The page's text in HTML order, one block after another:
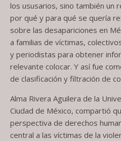
los ususarios, sino también un
por qué y para qué se quería
sobre las desapariciones en
a familias de víctimas,
y periodistas para obtener
relevante colocar. Y así fue
de clasificación y filtración de
Alma Rivera Aguilera de la
Ciudad de México, compartió
perspectiva de derechos
central a las víctimas de la